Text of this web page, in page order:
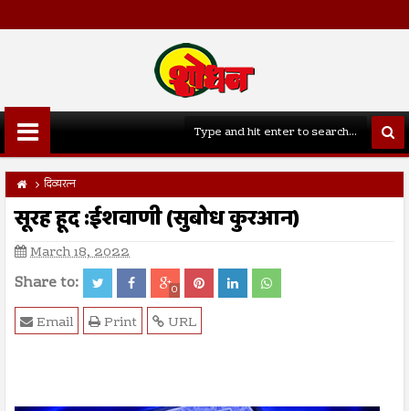
दिव्यरत्न
सूरह हूद :ईशवाणी (सुबोध कुरआन)
March 18, 2022
Share to: 0
URL
Print
Email